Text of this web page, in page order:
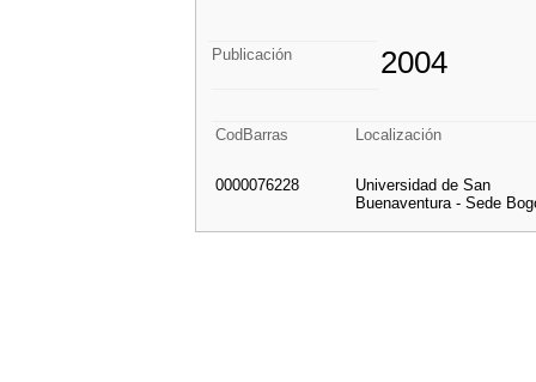
Publicación 2004
CodBarras Localización
0000076228
Universidad de San
Buenaventura - Sede